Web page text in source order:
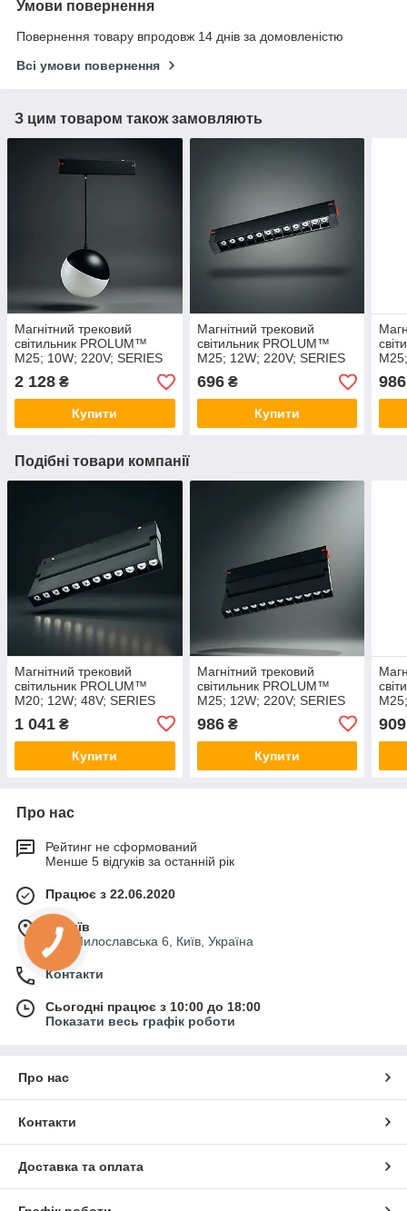
Умови повернення
Повернення товару впродовж 14 днів за домовленістю
Всі умови повернення
З цим товаром також замовляють
Магнітний трековий
світильник PROLUM™
M25; 10W; 220V; SERIES
2 128 ₴
Купити
Магнітний трековий
світильник PROLUM™
M25; 12W; 220V; SERIES
696₴
Купити
986
Подібні товари компанії
Магнітний трековий
світильник PROLUM™
M20; 12W; 48V; SERIES
1 041 ₴
Купити
Магнітний трековий
світильник PROLUM™
M25; 12W; 220V; SERIES
986₴
Купити
909
Про нас
Рейтинг не сформований
Менше 5 відгуків за останній рік
Працює з 22.06.2020
м. Київ
вул. Милославська 6, Київ, Україна
Контакти
Сьогодні працює з 10:00 до 18:00
Показати весь графік роботи
Про нас
Контакти
Доставка та оплата